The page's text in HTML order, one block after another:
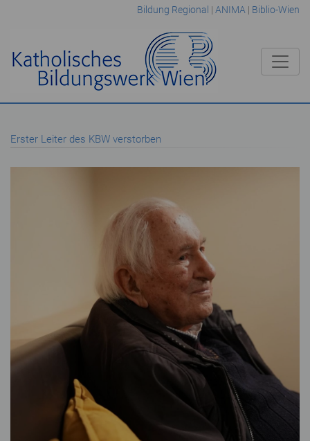
Bildung Regional | ANIMA | Biblio-Wien
Erster Leiter des KBW verstorben